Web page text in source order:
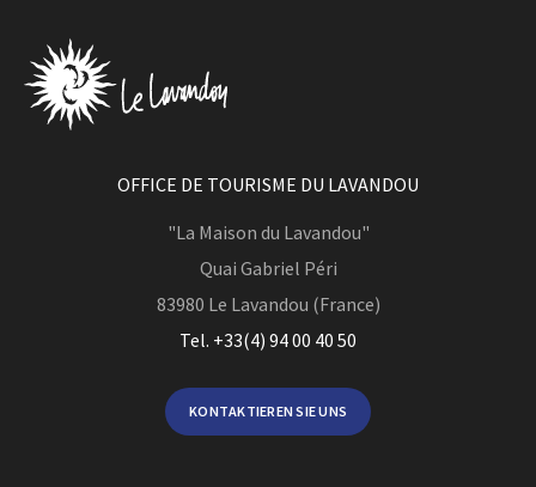
OFFICE DE TOURISME DU LAVANDOU
"La Maison du Lavandou"
Quai Gabriel Péri
83980 Le Lavandou (France)
Tel. +33(4) 94 00 40 50
KONTAKTIEREN SIE UNS